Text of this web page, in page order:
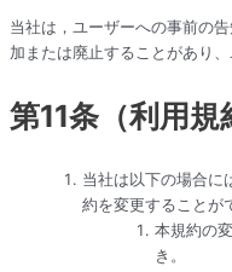
当社は，ユーザーへの事前の
加または廃止することがあり
第11条（利用規
当社は以下の場合に
約を変更することが
本規約の
き。